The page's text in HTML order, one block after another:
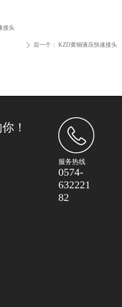
接头
ꄲ 后一个： KZD黄铜液压快速接头
！
服务热线
0574-
632221
82